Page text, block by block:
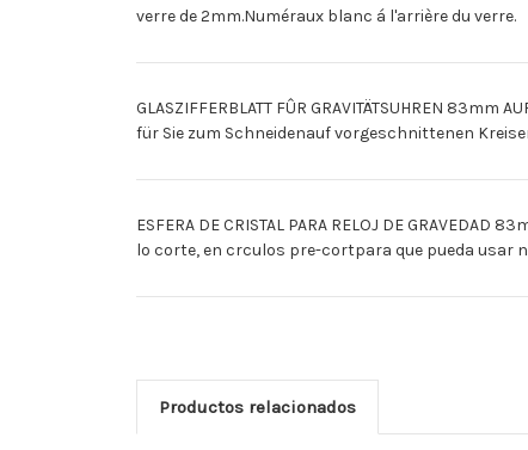
verre de 2mm.Numéraux blanc á l'arrière du verre.
GLASZIFFERBLATT FÛR GRAVITÄTSUHREN
für Sie zum Schneidenauf vorgeschnittenen
ESFERA DE CRISTAL PARA RELOJ DE
lo corte, en crculos pre-cortpara que pueda usar
Productos relacionados